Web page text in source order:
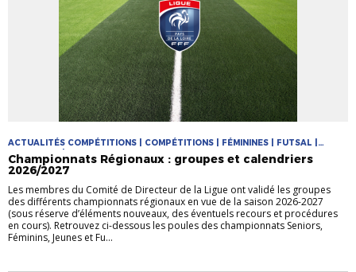
ACTUALITÉS COMPÉTITIONS | COMPÉTITIONS | FÉMININES | FUTSAL |
PRATIQUES | PRATIQUES JEUNES
Championnats Régionaux : groupes et calendriers
2026/2027
Les membres du Comité de Directeur de la Ligue ont validé les groupes
des différents championnats régionaux en vue de la saison 2026-2027
(sous réserve d’éléments nouveaux, des éventuels recours et procédures
en cours). Retrouvez ci-dessous les poules des championnats Seniors,
Féminins, Jeunes et Fu...